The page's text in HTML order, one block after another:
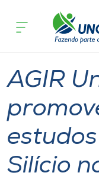
Cursos
Atendimento ao
Portal de Ensino
acontece
AGIR
Silício